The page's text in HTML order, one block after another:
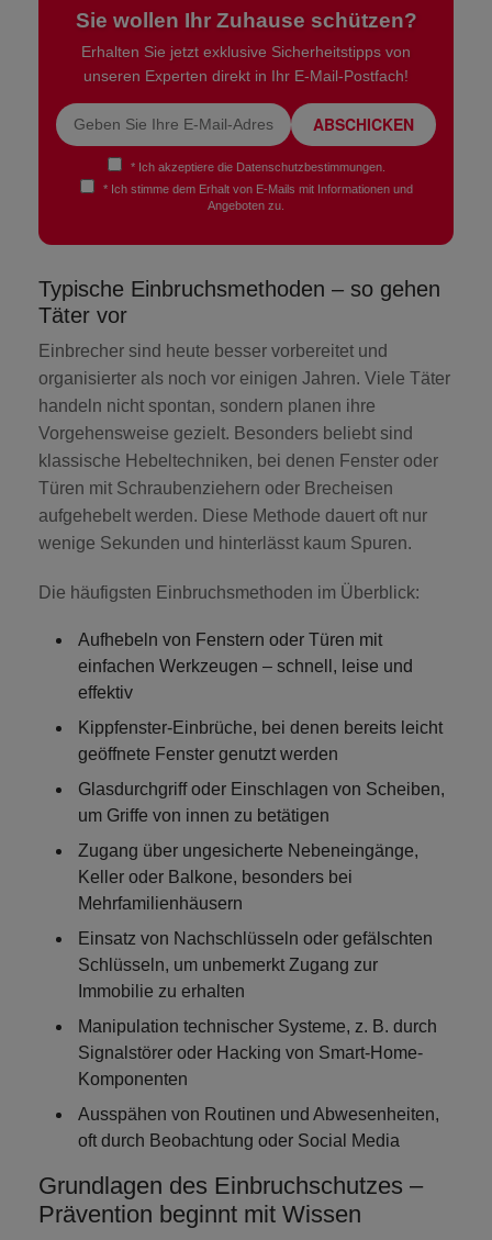
Sie wollen Ihr Zuhause schützen?
Erhalten Sie jetzt exklusive Sicherheitstipps von
unseren Experten direkt in Ihr E-Mail-Postfach!
ABSCHICKEN
* Ich akzeptiere die Datenschutzbestimmungen.
* Ich stimme dem Erhalt von E-Mails mit Informationen und
Angeboten zu.
Typische Einbruchsmethoden – so gehen
Täter vor
Einbrecher sind heute besser vorbereitet und
organisierter als noch vor einigen Jahren. Viele Täter
handeln nicht spontan, sondern planen ihre
Vorgehensweise gezielt. Besonders beliebt sind
klassische Hebeltechniken, bei denen Fenster oder
Türen mit Schraubenziehern oder Brecheisen
aufgehebelt werden. Diese Methode dauert oft nur
wenige Sekunden und hinterlässt kaum Spuren.
Die häufigsten Einbruchsmethoden im Überblick:
Aufhebeln von Fenstern oder Türen mit
einfachen Werkzeugen – schnell, leise und
effektiv
Kippfenster-Einbrüche, bei denen bereits leicht
geöffnete Fenster genutzt werden
Glasdurchgriff oder Einschlagen von Scheiben,
um Griffe von innen zu betätigen
Zugang über ungesicherte Nebeneingänge,
Keller oder Balkone, besonders bei
Mehrfamilienhäusern
Einsatz von Nachschlüsseln oder gefälschten
Schlüsseln, um unbemerkt Zugang zur
Immobilie zu erhalten
Manipulation technischer Systeme, z. B. durch
Signalstörer oder Hacking von Smart-Home-
Komponenten
Ausspähen von Routinen und Abwesenheiten,
oft durch Beobachtung oder Social Media
Grundlagen des Einbruchschutzes –
Prävention beginnt mit Wissen